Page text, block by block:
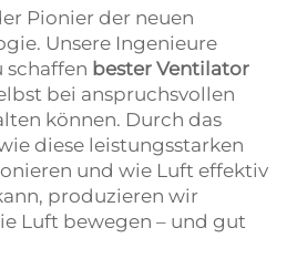
Pionier der neuen
Unsere Ingenieure
schaffen bester Ventilator
bei anspruchsvollen
können. Durch das
diese leistungsstarken
und wie Luft effektiv
produzieren wir
Luft bewegen – und gut